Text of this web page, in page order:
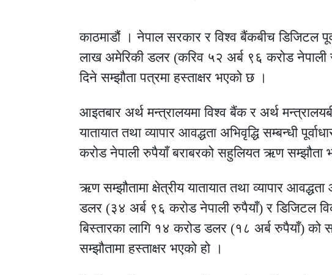
काठमाडौं । नेपाल सरकार र विश्व बैंकबीच डिजिटल
लाख अमेरिकी डलर (करिव ५२ अर्ब ९६ करोड नेपाली
दिने सम्झौता पत्रमा हस्ताक्षर भएको छ ।
आइतबार अर्थ मन्त्रालयमा विश्व बैंक र अर्थ
यातायात तथा व्यापार आवद्धता अभिवृद्धि सम्बन्धी
करोड नेपाली रुपैयाँ बराबरको सहुलियत ऋण सम्झौता
ऋण सम्झौतामा क्षेत्रीय यातायात तथा व्यापार
डलर (३४ अर्ब ९६ करोड नेपाली रुपैयाँ) र डिजिटल
बिस्तारका लागि १४ करोड डलर (१८ अर्ब रुपैयाँ) को
सम्झौतामा हस्ताक्षर भएको हो ।